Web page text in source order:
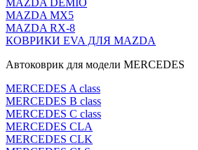
MAZDA MX5
MAZDA RX-8
КОВРИКИ EVA ДЛЯ MAZDA
Автоковрик для модели MERCEDES
MERCEDES A class
MERCEDES B class
MERCEDES C class
MERCEDES CLA
MERCEDES CLK